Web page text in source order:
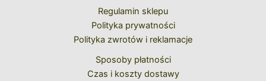
Regulamin sklepu
Polityka prywatności
Polityka zwrotów i reklamacje
Sposoby płatności
Czas i koszty dostawy